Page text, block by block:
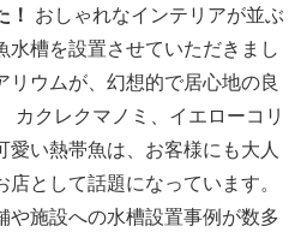
！
おしゃれなインテリアが並ぶ
水槽を設置させていただきまし
リウムが、幻想的で居心地の良
カクレクマノミ、イエローコリ
愛い熱帯魚は、お客様にも大人
として話題になっています。
や施設への水槽設置事例が数多